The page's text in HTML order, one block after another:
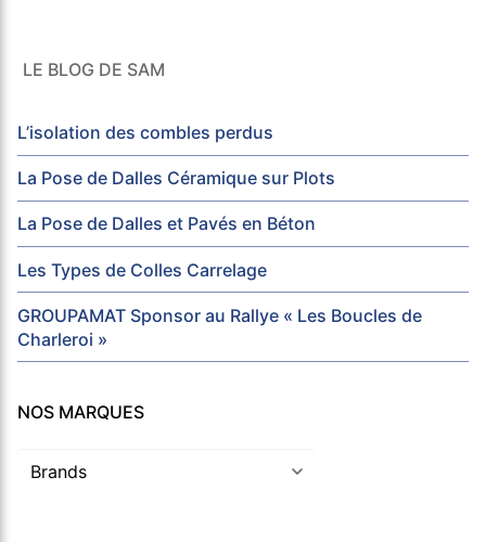
LE BLOG DE SAM
L’isolation des combles perdus
La Pose de Dalles Céramique sur Plots
La Pose de Dalles et Pavés en Béton
Les Types de Colles Carrelage
GROUPAMAT Sponsor au Rallye « Les Boucles de
Charleroi »
NOS MARQUES